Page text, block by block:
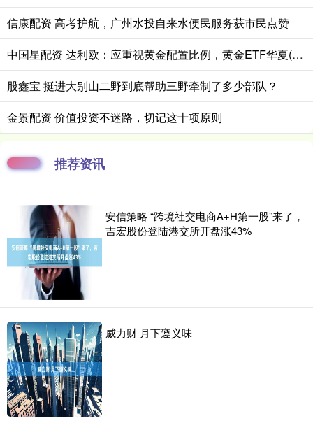
信康配资 高考护航，广州水投自来水便民服务获市民点赞
中国星配资 达利欧：应重视黄金配置比例，黄金ETF华夏(518850)回调或可逢低布局
股鑫宝 挺进大别山二野到底帮助三野牵制了多少部队？
金景配资 价值投资不迷路，切记这十项原则
推荐资讯
安信策略 “跨境社交电商A+H第一股”来了，
吉宏股份登陆港交所开盘涨43%
威力财 月下遵义味